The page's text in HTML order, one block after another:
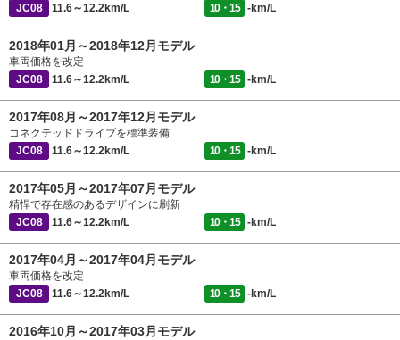
JC08
11.6～12.2km/L 10・15 -km/L
2018年01月～2018年12月モデル
車両価格を改定
JC08
11.6～12.2km/L 10・15 -km/L
2017年08月～2017年12月モデル
コネクテッドドライブを標準装備
JC08
11.6～12.2km/L 10・15 -km/L
2017年05月～2017年07月モデル
精悍で存在感のあるデザインに刷新
JC08
11.6～12.2km/L 10・15 -km/L
2017年04月～2017年04月モデル
車両価格を改定
JC08
11.6～12.2km/L 10・15 -km/L
2016年10月～2017年03月モデル